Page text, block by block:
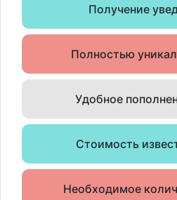
Получение
Полностью
Удобное
Стоимость
Необходимое